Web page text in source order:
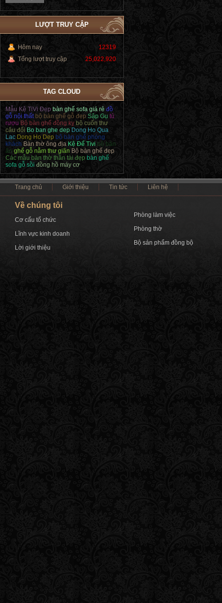
LƯỢT TRUY CẬP
Hôm nay
12319
Tổng lượt truy cập
25,022,920
TAG CLOUD
Mẫu Kệ TiVi Đẹp bàn ghế sofa giá rẻ đồ
gỗ nội thất bộ bàn ghế gỗ đẹp Sập Gụ tủ
rượu Bộ bàn ghế đồng kỵ bộ cuốn thư
câu đối Bo ban ghe dep Dong Ho Qua
Lac Dong Ho Dep bộ bàn ghế phòng
khách Bàn thờ ông địa Kệ Để Tivi bộ bàn
ăn ghế gỗ nằm thư giãn Bộ bàn ghế đẹp
Các mẫu bàn thờ thần tài đẹp bàn ghế
sofa gỗ sồi đồng hồ máy cơ
Trang chủ Giới thiệu Tin tức Liên hệ
Về chúng tôi
Cơ cấu tổ chức
Lĩnh vực kinh doanh
Lời giới thiệu
Phòng làm việc
Phòng thờ
Bộ sản phẩm đồng bộ